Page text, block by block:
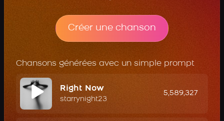
Créer une chanson
Chansons générées avec un simple prompt
Right Now
starrynight23
5,589,327